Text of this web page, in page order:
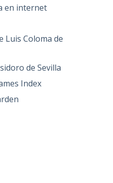
en internet
Luis Coloma de
de Sevilla
Index